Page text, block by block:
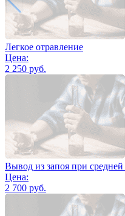
Легкое отравление
Цена:
2 250 руб.
Вывод из запоя при
Цена:
2 700 руб.